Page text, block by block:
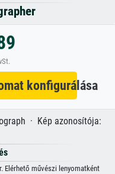
konfigurálása
· Kép azonosítója:
Elérhető művészi lenyomatként